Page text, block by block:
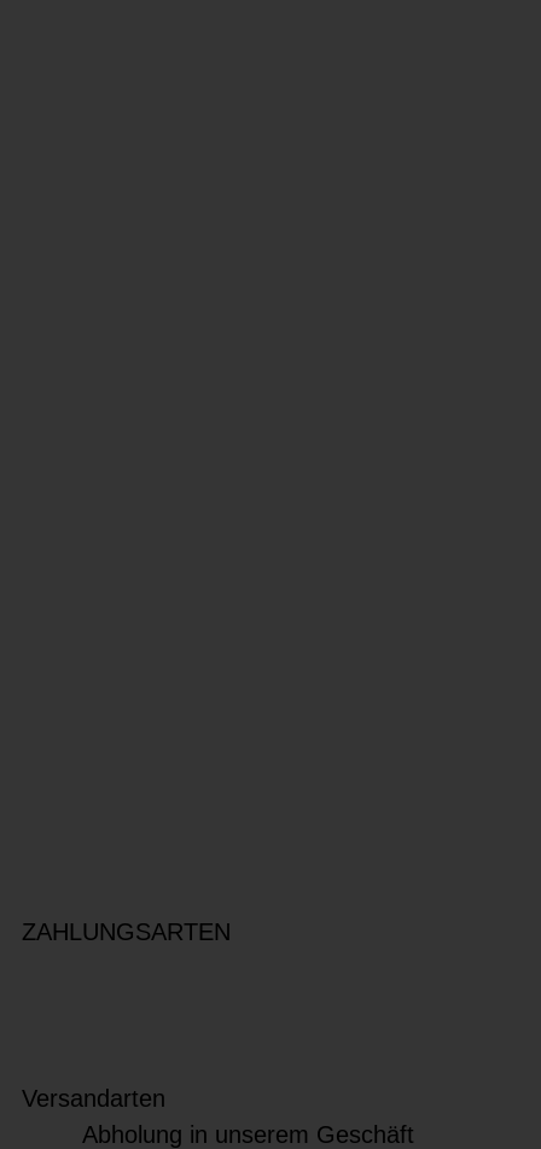
ZAHLUNGSARTEN
Versandarten
Abholung in unserem Geschäft